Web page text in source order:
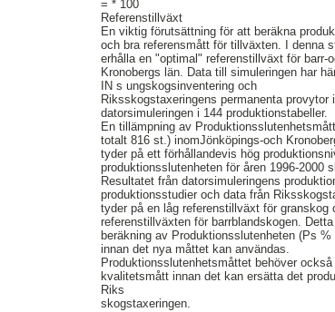
= * 100
Referenstillväxt
En viktig förutsättning för att beräkna
och bra referensmått för tillväxten. I denna
erhålla en "optimal" referenstillväxt för barr-
Kronobergs län. Data till simuleringen har
IN s ungskogsinventering och
Riksskogstaxeringens permanenta
datorsimuleringen i 144 produktionstabeller.
En tillämpning av
totalt 816 st.) inomJönköpings-och
tyder på ett förhållandevis hög
produktionsslutenheten för åren 1996-2000
Resultatet från datorsimuleringens
produktionsstudier och data från
tyder på en låg referenstillväxt för
referenstillväxten för barrblandskogen.
beräkning av Produktionsslutenheten (Ps
innan det nya måttet kan användas.
Produktionsslutenhetsmåttet behöver
kvalitetsmått innan det kan ersätta det
Riks
skogstaxeringen.